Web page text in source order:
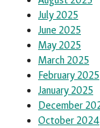
July 2025
June 2025
May 2025
March 2025
February 2025
January 2025
December
October 2024